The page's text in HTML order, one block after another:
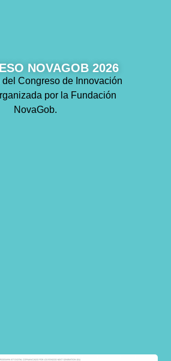
NOVAGOB 2026
del Congreso de Innovación
por la Fundación
NovaGob.